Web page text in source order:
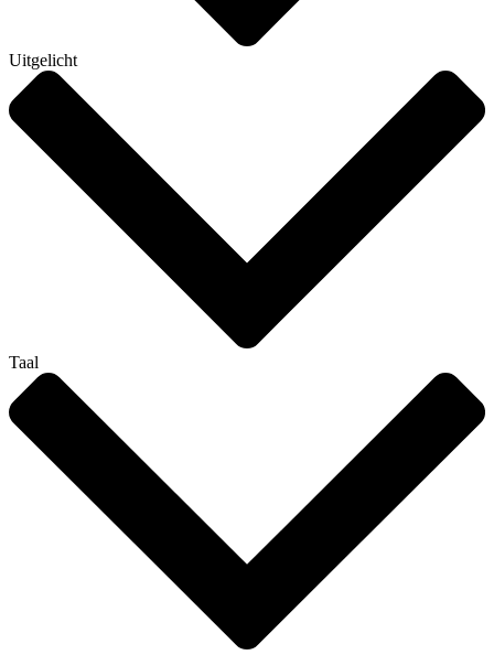
Uitgelicht
Taal